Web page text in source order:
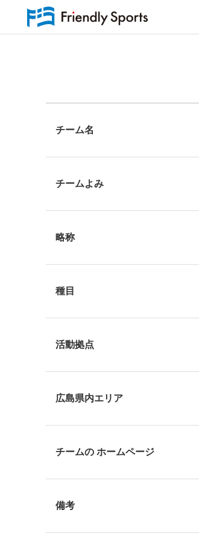
チーム名
チームよみ
略称
種目
活動拠点
広島県内エリア
チームの ホームページ
備考